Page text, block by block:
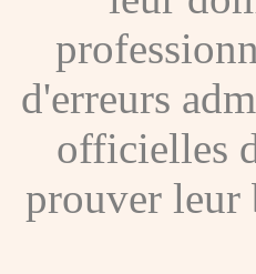
d'erreurs
officielles
prouver leur